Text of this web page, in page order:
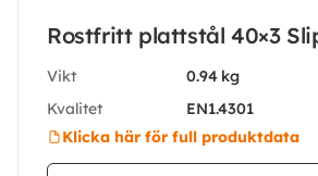
Rostfritt plattstål 40×3
Vikt
0.94 kg
Kvalitet
EN1.4301
Klicka här för full produktdata